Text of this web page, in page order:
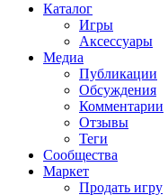
Каталог
Игры
Аксессуары
Медиа
Публикации
Обсуждения
Комментарии
Отзывы
Теги
Сообщества
Маркет
Продать игру